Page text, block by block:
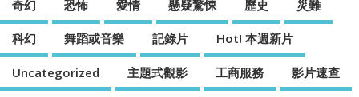
奇幻 恐怖 愛情 懸疑驚悚 歷史 災難
科幻 舞蹈或音樂 記錄片 Hot! 本週新片
Uncategorized 主題式觀影 工商服務 影片速查